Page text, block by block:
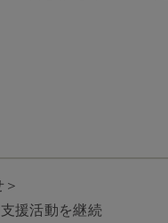
援活動を継続